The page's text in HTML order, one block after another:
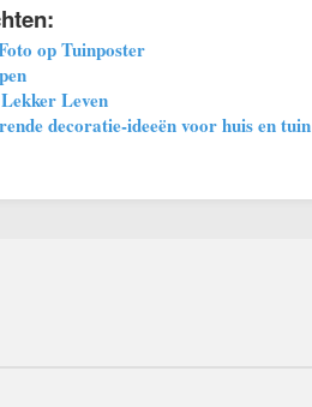
op Tuinposter
Leven
decoratie-ideeën voor huis en tuin